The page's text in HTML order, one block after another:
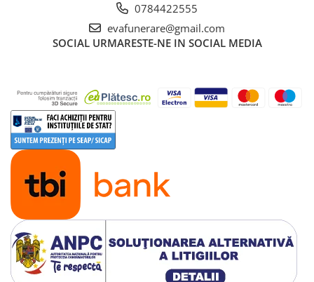
0784422555
evafunerare@gmail.com
SOCIAL URMARESTE-NE IN SOCIAL MEDIA